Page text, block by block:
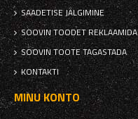
SAADETISE JÄLGIMINE
SOOVIN TOODET REKLAAMIDA
SOOVIN TOOTE TAGASTADA
KONTAKTI
MINU KONTO